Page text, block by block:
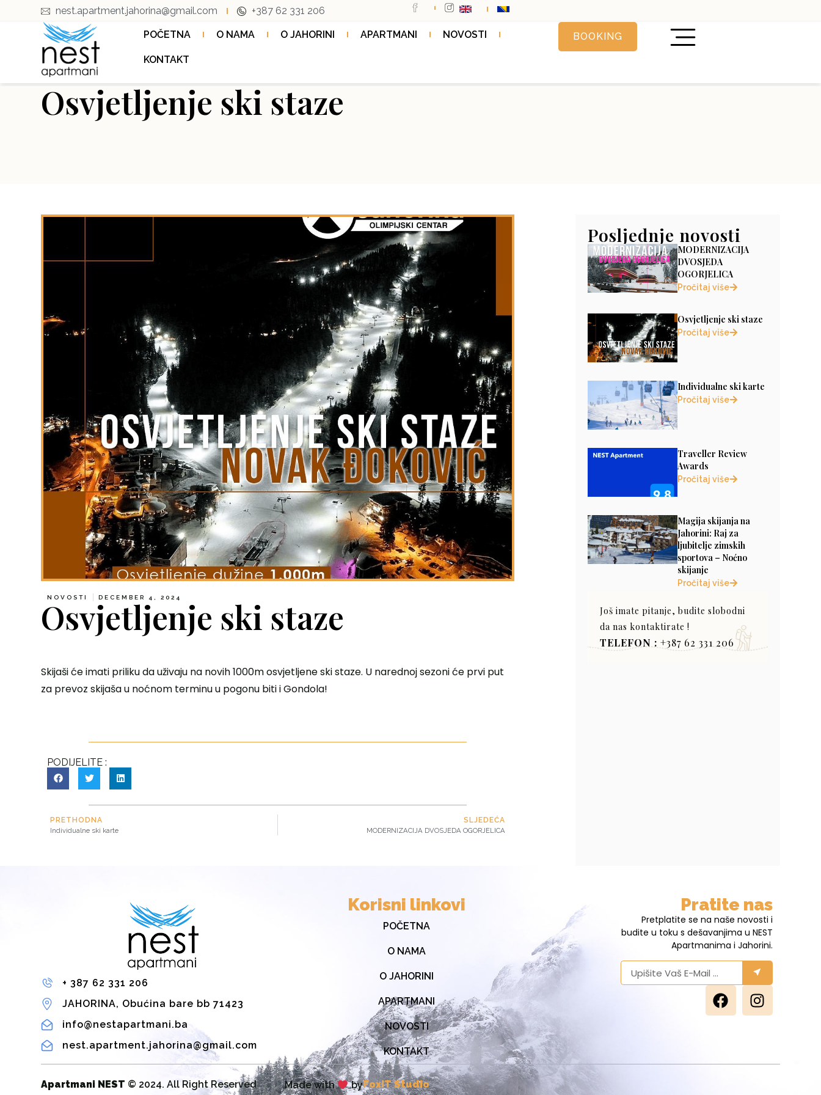
nest.apartment.jahorina@gmail.com +387 62 331 206
POČETNA O NAMA O JAHORINI APARTMANI NOVOSTI
KONTAKT
BOOKING
Osvjetljenje ski staze
NOVOSTI DECEMBER 4, 2024
Osvjetljenje ski staze
Skijaši će imati priliku da uživaju na novih 1000m osvjetljene ski staze. U narednoj sezoni će prvi put
za prevoz skijaša u noćnom terminu u pogonu biti i Gondola!
PODIJELITE :
PRETHODNA
Individualne ski karte
SLJEDEĆA
MODERNIZACIJA DVOSJEDA OGORJELICA
Posljednje novosti
MODERNIZACIJA
DVOSJEDA
OGORJELICA
Pročitaj više
Osvjetljenje ski staze
Pročitaj više
Individualne ski karte
Pročitaj više
Traveller Review
Awards
Pročitaj više
Magija skijanja na
Jahorini: Raj za
ljubitelje zimskih
sportova – Noćno
skijanje
Pročitaj više
Još imate pitanje, budite slobodni
da nas kontaktirate !
TELEFON : +387 62 331 206
+ 387 62 331 206
JAHORINA, Obućina bare bb 71423
info@nestapartmani.ba
nest.apartment.jahorina@gmail.com
Korisni linkovi
POČETNA
O NAMA
O JAHORINI
APARTMANI
NOVOSTI
KONTAKT
Pratite nas
Pretplatite se na naše novosti i
budite u toku s dešavanjima u NEST
Apartmanima i Jahorini.
Apartmani NEST © 2024. All Right Reserved Made with byFoxiT Studio